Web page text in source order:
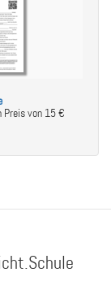
Preis von 15 €